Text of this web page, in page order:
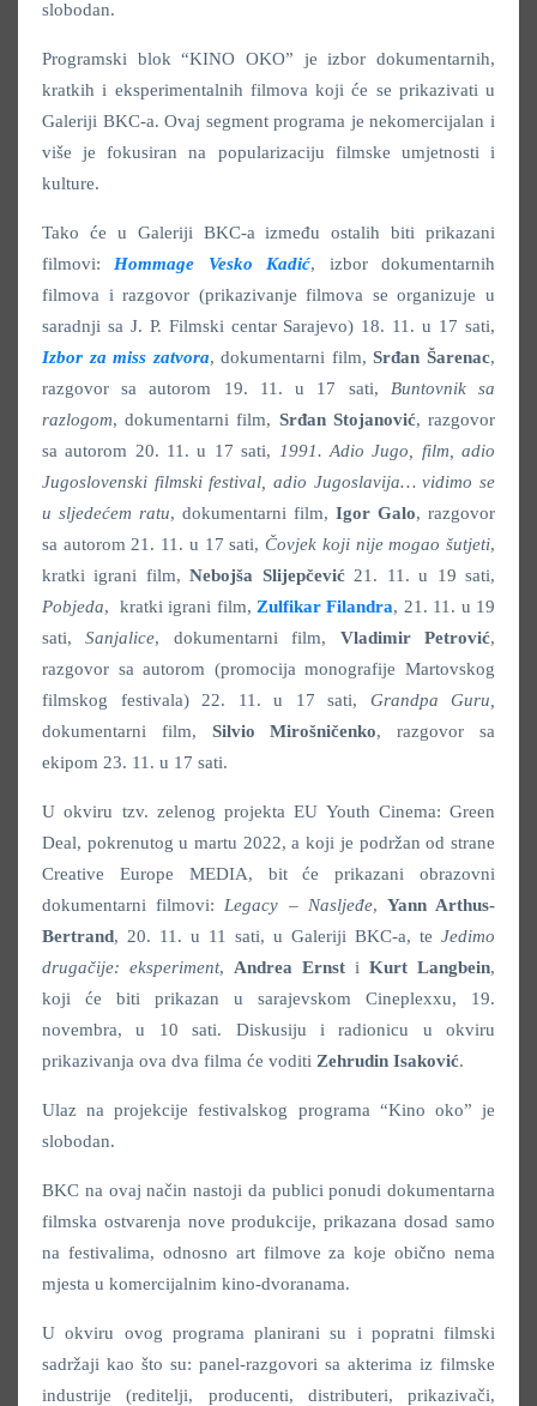
slobodan.
Programski blok “KINO OKO” je izbor dokumentarnih,
kratkih i eksperimentalnih filmova koji će se prikazivati u
Galeriji BKC-a. Ovaj segment programa je nekomercijalan i
više je fokusiran na popularizaciju filmske umjetnosti i
kulture.
Tako će u Galeriji BKC-a između ostalih biti prikazani
filmovi: Hommage Vesko Kadić, izbor dokumentarnih
filmova i razgovor (prikazivanje filmova se organizuje u
saradnji sa J. P. Filmski centar Sarajevo) 18. 11. u 17 sati,
Izbor za miss zatvora, dokumentarni film,Srđan Šarenac,
razgovor sa autorom 19. 11. u 17 sati, Buntovnik sa
razlogom, dokumentarni film, Srđan Stojanović, razgovor
sa autorom 20. 11. u 17 sati,
1991. Adio Jugo, film, adio
Jugoslovenski filmski festival, adio Jugoslavija… vidimo se
u sljedećem ratu, dokumentarni film, Igor Galo, razgovor
sa autorom 21. 11. u 17 sati,Čovjek koji nije mogao šutjeti,
kratki igrani film,Nebojša Slijepčević 21. 11. u 19 sati,
Pobjeda, kratki igrani film, Zulfikar Filandra, 21. 11. u 19
sati,Sanjalice, dokumentarni film, Vladimir Petrović,
razgovor sa autorom (promocija monografije Martovskog
filmskog festivala) 22. 11. u 17 sati, Grandpa Guru,
dokumentarni film, Silvio Mirošničenko, razgovor sa
ekipom 23. 11. u 17 sati.
U okviru tzv. zelenog projekta EU Youth Cinema: Green
Deal, pokrenutog u martu 2022, a koji je podržan od strane
Creative Europe MEDIA, bit će prikazani obrazovni
dokumentarni filmovi: Legacy – Nasljeđe, Yann Arthus-
Bertrand, 20. 11. u 11 sati, u Galeriji BKC-a, te Jedimo
drugačije: eksperiment, Andrea Ernst i Kurt Langbein,
koji će biti prikazan u sarajevskom Cineplexxu, 19.
novembra, u 10 sati. Diskusiju i radionicu u okviru
prikazivanja ova dva filma će voditi Zehrudin Isaković.
Ulaz na projekcije festivalskog programa “Kino oko” je
slobodan.
BKC na ovaj način nastoji da publici ponudi dokumentarna
filmska ostvarenja nove produkcije, prikazana dosad samo
na festivalima, odnosno art filmove za koje obično nema
mjesta u komercijalnim kino-dvoranama.
U okviru ovog programa planirani su i popratni filmski
sadržaji kao što su: panel-razgovori sa akterima iz filmske
industrije (reditelji, producenti, distributeri, prikazivači,